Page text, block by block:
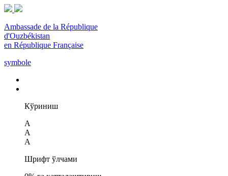
Ambassade de la République
d'Ouzbékistan
en République Française
symbole
Кўриниш
A
A
A
Шрифт ўлчами